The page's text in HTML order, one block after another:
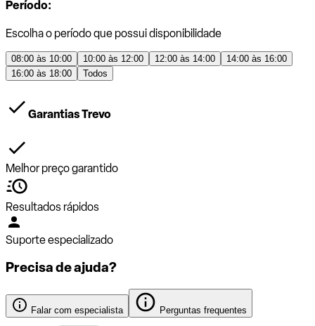
Período:
Escolha o período que possui disponibilidade
08:00 às 10:00 10:00 às 12:00 12:00 às 14:00
14:00 às 16:00
16:00 às 18:00
Todos
Garantias Trevo
Melhor preço garantido
Resultados rápidos
Suporte especializado
Precisa de ajuda?
Falar com especialista Perguntas frequentes